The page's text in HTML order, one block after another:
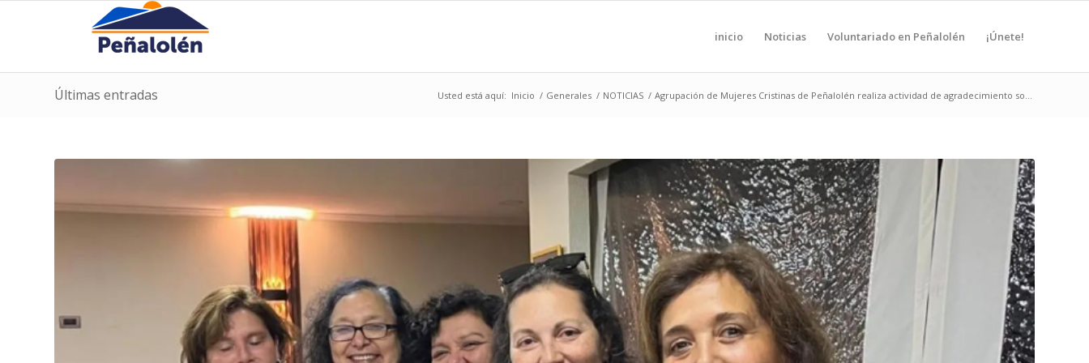
inicio Noticias Voluntariado en Peñalolén ¡Únete!
Últimas entradas Usted está aquí: Inicio / Generales / NOTICIAS / Agrupación de Mujeres Cristinas de Peñalolén realiza actividad de agradecimiento so...